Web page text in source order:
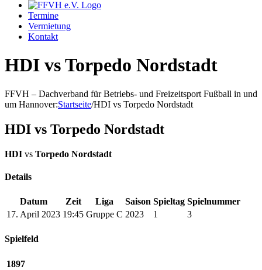
Termine
Vermietung
Kontakt
HDI vs Torpedo Nordstadt
FFVH – Dachverband für Betriebs- und Freizeitsport Fußball in und
um Hannover:Startseite/HDI vs Torpedo Nordstadt
HDI vs Torpedo Nordstadt
HDI vs Torpedo Nordstadt
Details
Datum Zeit Liga Saison Spieltag Spielnummer
17. April 2023 19:45 Gruppe C 2023 1 3
Spielfeld
1897